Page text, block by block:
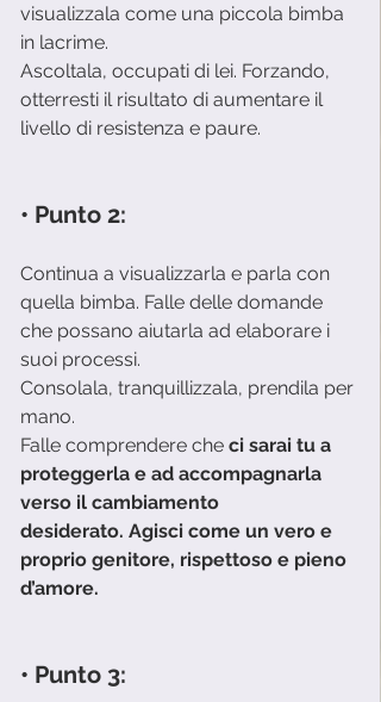
visualizzala come una piccola bimba
in lacrime.
Ascoltala, occupati di lei. Forzando,
otterresti il risultato di aumentare il
livello di resistenza e paure.
• Punto 2:
Continua a visualizzarla e parla con
quella bimba. Falle delle domande
che possano aiutarla ad elaborare i
suoi processi.
Consolala, tranquillizzala, prendila per
mano.
Falle comprendere che ci sarai tu a
proteggerla e ad accompagnarla
verso il cambiamento
desiderato. Agisci come un vero e
proprio genitore, rispettoso e pieno
d’amore.
• Punto 3: